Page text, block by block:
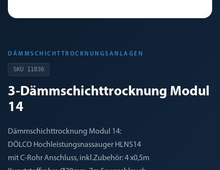
DÄMMSCHICHTTROCKNUNGSANLAGEN
SKU 11836
3-Dämmschichttrocknung Modul
14
Dämmschichttrocknung Modul 14:
DÖLCO Hochleistungsnassauger HLNS14
mit C-Rohr Anschluss, inkl.Zubehör: 4 x0,5m